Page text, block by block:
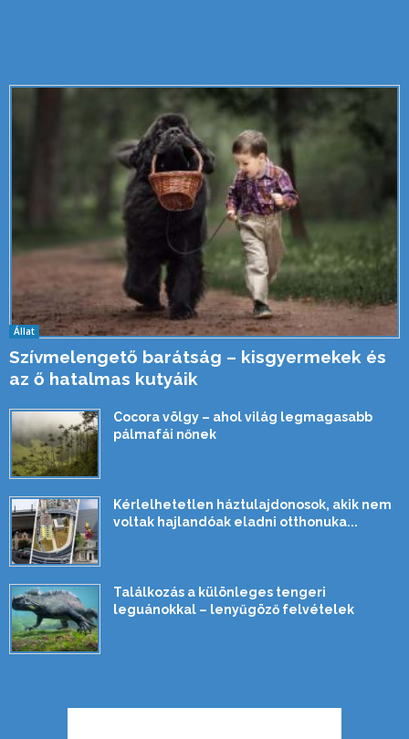
Állat
Szívmelengető barátság – kisgyermekek és
az ő hatalmas kutyáik
Cocora völgy – ahol világ legmagasabb
pálmafái nőnek
Kérlelhetetlen háztulajdonosok, akik nem
voltak hajlandóak eladni otthonuka...
Találkozás a különleges tengeri
leguánokkal – lenyűgöző felvételek